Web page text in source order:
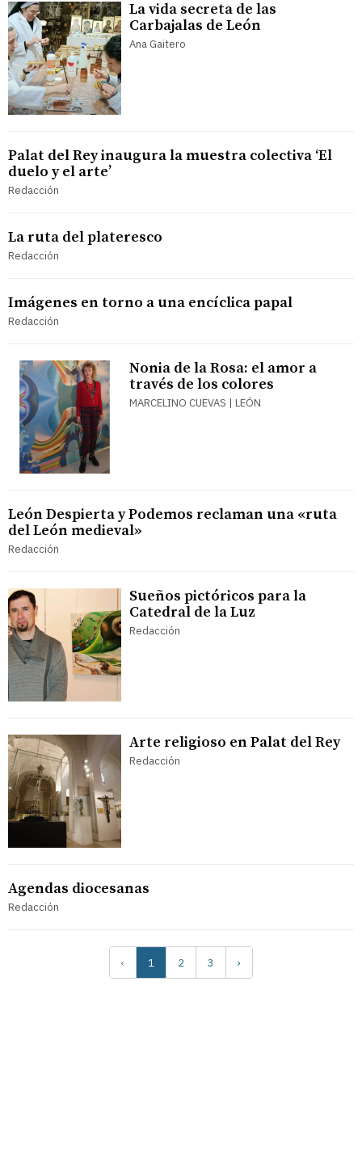
La vida secreta de las
Carbajalas de León
Ana Gaitero
Palat del Rey inaugura la muestra colectiva ‘El
duelo y el arte’
Redacción
La ruta del plateresco
Redacción
Imágenes en torno a una encíclica papal
Redacción
Nonia de la Rosa: el amor a
través de los colores
MARCELINO CUEVAS | LEÓN
León Despierta y Podemos reclaman una «ruta
del León medieval»
Redacción
Sueños pictóricos para la
Catedral de la Luz
Redacción
Arte religioso en Palat del Rey
Redacción
Agendas diocesanas
Redacción
‹ 1 2 3 ›